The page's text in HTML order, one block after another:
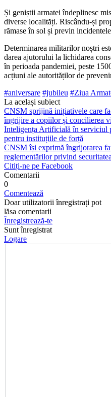
Și geniștii armatei îndeplinesc
diverse localități. Riscându-și
rămase în sol și previn
Determinarea militarilor noștri
darea ajutorului la lichidarea
în perioada pandemiei, peste
acțiuni ale autorităților de
#aniversare #jubileu #Ziua
La același subiect
CNSM sprijină inițiativele care
îngrijire a copiilor și concilierea
Inteligența Artificială în serviciul
pentru instituțiile de forță
CNSM își exprimă îngrijorarea
reglementărilor privind
Citiți-ne pe Facebook
Comentarii
0
Comentează
Doar utilizatorii înregistrați pot
lăsa comentarii
Înregistrează-te
Sunt înregistrat
Logare